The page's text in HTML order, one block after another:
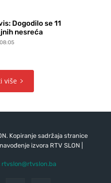
Dogodilo se 11
nesreća
više
Kopiranje sadržaja stranice
izvora RTV SLON |
rtvslon@rtvslon.ba